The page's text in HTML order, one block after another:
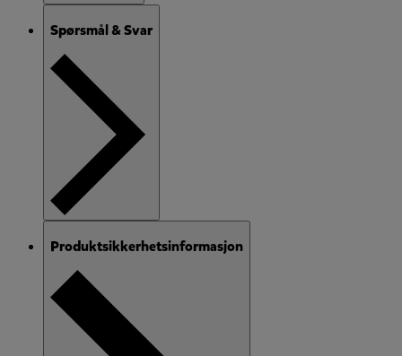
Spørsmål & Svar
Produktsikkerhetsinformasjon